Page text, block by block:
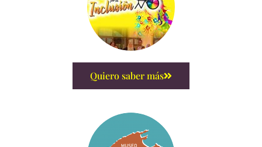
Quiero saber más